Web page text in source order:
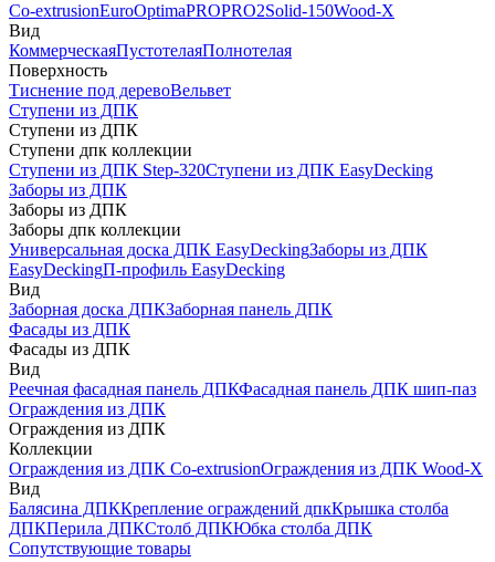
Co-extrusionEuroOptimaPROPRO2Solid-150Wood-X
Вид
КоммерческаяПустотелаяПолнотелая
Поверхность
Тиснение под деревоВельвет
Ступени из ДПК
Ступени из ДПК
Ступени дпк коллекции
Ступени из ДПК Step-320Ступени из ДПК EasyDecking
Заборы из ДПК
Заборы из ДПК
Заборы дпк коллекции
Универсальная доска ДПК EasyDeckingЗаборы из ДПК
EasyDeckingП-профиль EasyDecking
Вид
Заборная доска ДПКЗаборная панель ДПК
Фасады из ДПК
Фасады из ДПК
Вид
Реечная фасадная панель ДПКФасадная панель ДПК шип-паз
Ограждения из ДПК
Ограждения из ДПК
Коллекции
Ограждения из ДПК Co-extrusionОграждения из ДПК Wood-X
Вид
Балясина ДПККрепление ограждений дпкКрышка столба
ДПКПерила ДПКСтолб ДПКЮбка столба ДПК
Сопутствующие товары